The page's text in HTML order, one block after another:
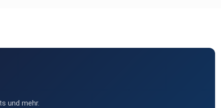
und mehr.